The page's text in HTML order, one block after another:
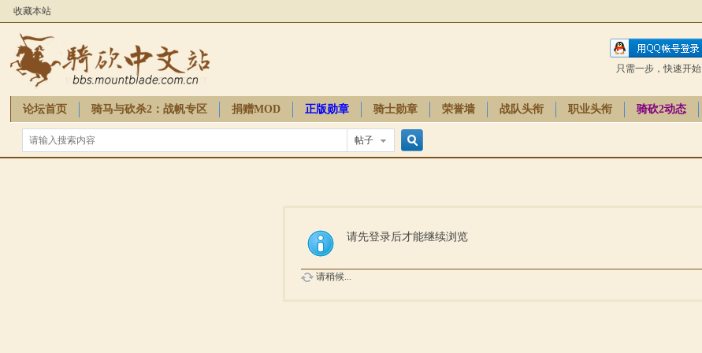
收藏本站
只需一步，快速开始
论坛首页 骑马与砍杀2：战帆专区 捐赠MOD 正版勋章 骑士勋章 荣誉墙 战队头衔 职业头衔 骑砍2动态
骑砍周边
帖子
索
请先登录后才能继续浏览
请稍候...